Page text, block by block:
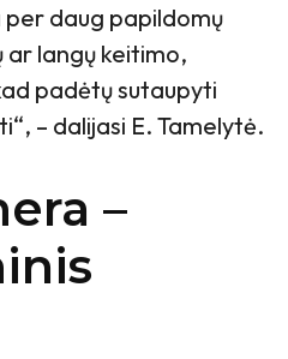
daug papildomų
ar langų keitimo,
padėtų sutaupyti
– dalijasi E. Tamelytė.
–